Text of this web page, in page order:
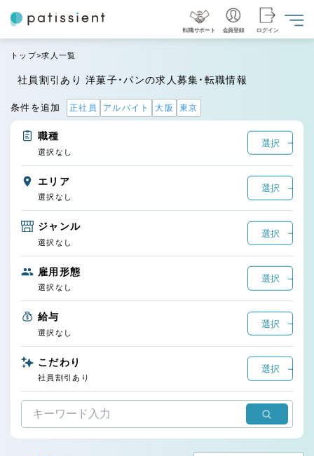
転職サポート 会員登録 ログイン
トップ 求人一覧
社員割引あり 洋菓子・パンの求人募集・転職情報
条件を追加 正社員 アルバイト 大阪 東京
職種
選択
選択なし
エリア
選択
選択なし
ジャンル
選択
選択なし
雇用形態
選択
選択なし
給与
選択
選択なし
こだわり
選択
社員割引あり